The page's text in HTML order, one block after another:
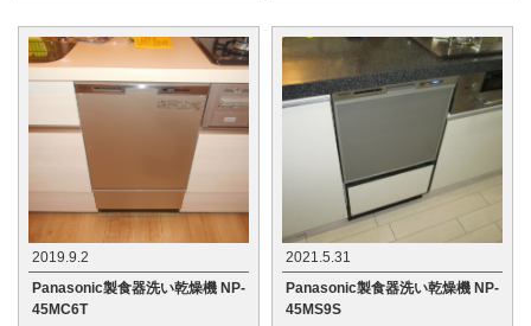
2019.9.2
Panasonic製食器洗い乾燥機 NP-
45MC6T
2021.5.31
Panasonic製食器洗い乾燥機 NP-
45MS9S